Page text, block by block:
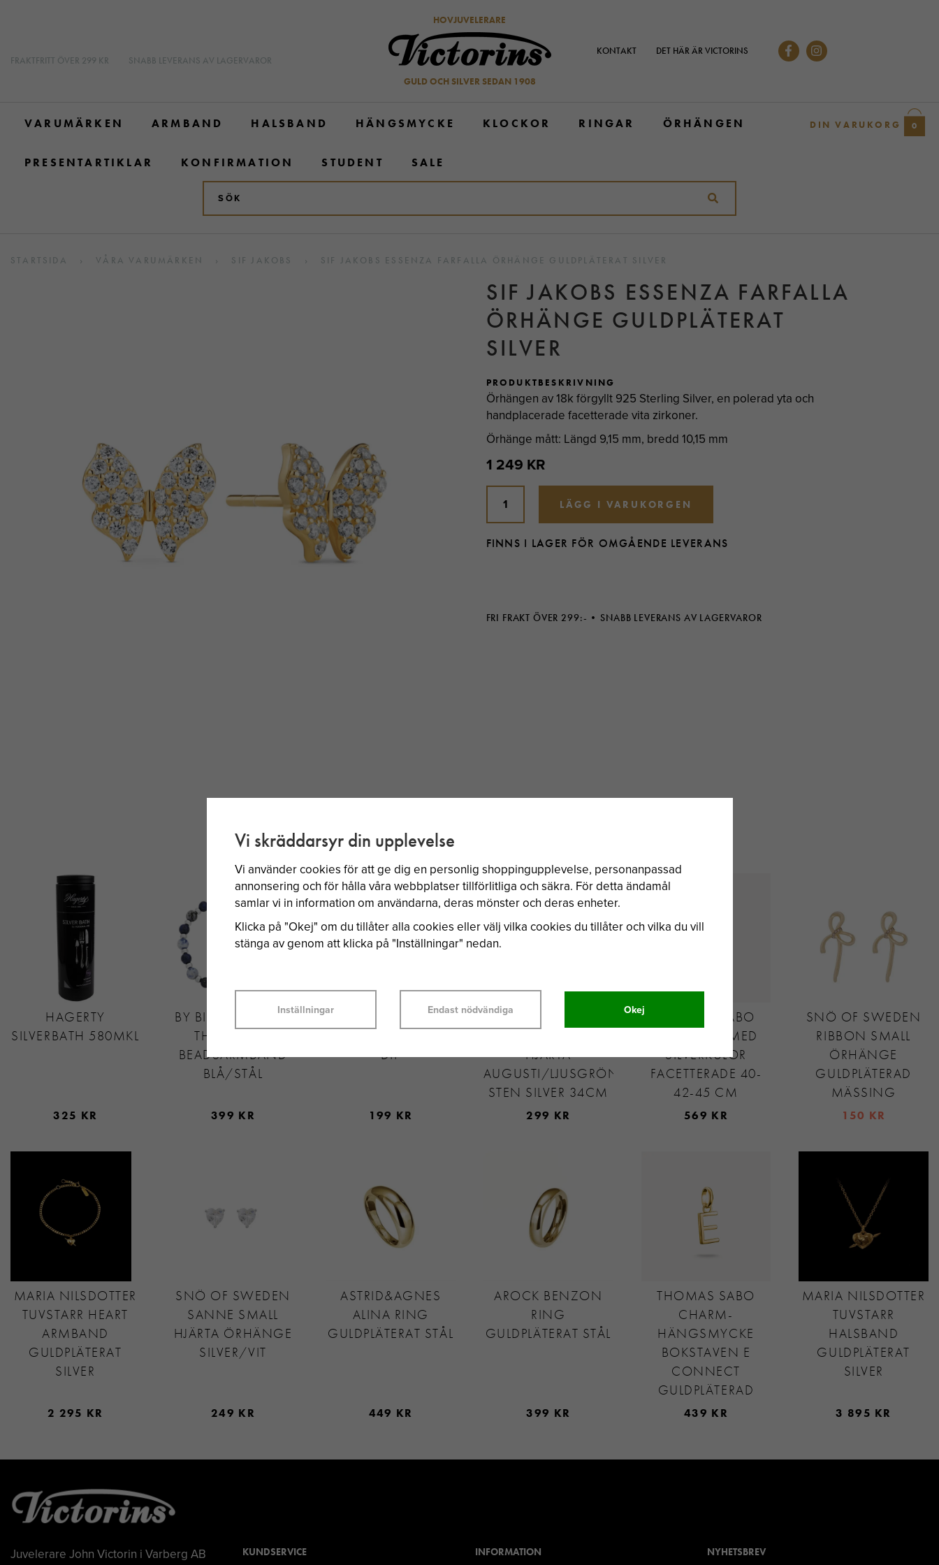
FRAKTFRITT ÖVER 299 KR SNABB LEVERANS AV LAGERVAROR
HOVJUVELERARE
GULD OCH SILVER SEDAN 1908
KONTAKT DET HÄR ÄR VICTORINS
VARUMÄRKEN ARMBAND HALSBAND HÄNGSMYCKE KLOCKOR RINGAR ÖRHÄNGEN
PRESENTARTIKLAR KONFIRMATION STUDENT SALE
DIN VARUKORG 0
STARTSIDA › VÅRA VARUMÄRKEN › SIF JAKOBS › SIF JAKOBS ESSENZA FARFALLA ÖRHÄNGE GULDPLÄTERAT SILVER
SIF JAKOBS ESSENZA FARFALLA
ÖRHÄNGE GULDPLÄTERAT
SILVER
PRODUKTBESKRIVNING
Örhängen av 18k förgyllt 925 Sterling Silver, en polerad yta och
handplacerade facetterade vita zirkoner.
Örhänge mått: Längd 9,15 mm, bredd 10,15 mm
1 249 KR
LÄGG I VARUKORGEN
FINNS I LAGER FÖR OMGÅENDE LEVERANS
FRI FRAKT ÖVER 299:- SNABB LEVERANS AV LAGERVAROR
BÄSTSÄLJARE
HAGERTY
SILVERBATH 580MKL
325 KR
BY BILLGREN SAVE
THE OCEAN
BEADSARMBAND
BLÅ/STÅL
399 KR
CONNOISSEURS
DIP
199 KR
HJÄRTA
AUGUSTI/LJUSGRÖN
STEN SILVER 34CM
299 KR
THOMAS SABO
HALSBAND MED
SILVERKULOR
FACETTERADE 40-
42-45 CM
569 KR
SNÖ OF SWEDEN
RIBBON SMALL
ÖRHÄNGE
GULDPLÄTERAD
MÄSSING
150 KR
MARIA NILSDOTTER
TUVSTARR HEART
ARMBAND
GULDPLÄTERAT
SILVER
2 295 KR
SNÖ OF SWEDEN
SANNE SMALL
HJÄRTA ÖRHÄNGE
SILVER/VIT
249 KR
ASTRID&AGNES
ALINA RING
GULDPLÄTERAT STÅL
449 KR
AROCK BENZON
RING
GULDPLÄTERAT STÅL
399 KR
THOMAS SABO
CHARM-
HÄNGSMYCKE
BOKSTAVEN E
CONNECT
GULDPLÄTERAD
439 KR
MARIA NILSDOTTER
TUVSTARR
HALSBAND
GULDPLÄTERAT
SILVER
3 895 KR
Juvelerare John Victorin i Varberg AB
KUNDSERVICE INFORMATION NYHETSBREV
Vi skräddarsyr din upplevelse
Vi använder cookies för att ge dig en personlig shoppingupplevelse, personanpassad
annonsering och för hålla våra webbplatser tillförlitliga och säkra. För detta ändamål
samlar vi in information om användarna, deras mönster och deras enheter.
Klicka på "Okej" om du tillåter alla cookies eller välj vilka cookies du tillåter och vilka du vill
stänga av genom att klicka på "Inställningar" nedan.
Inställningar Endast nödvändiga Okej